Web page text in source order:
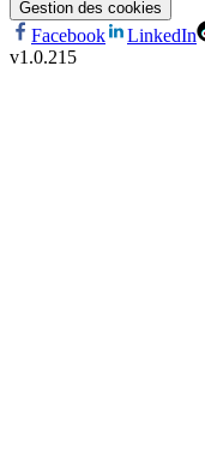
Gestion des cookies
Facebook LinkedIn
v1.0.215